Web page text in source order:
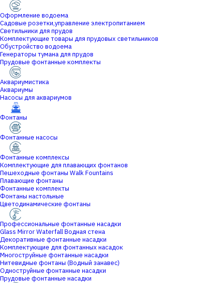
Оформление водоема
Садовые розетки,управление электропитанием
Светильники для прудов
Комплектующие товары для прудовых светильников
Обустройство водоема
Генераторы тумана для прудов
Прудовые фонтанные комплекты
Аквариумистика
Аквариумы
Насосы для аквариумов
Фонтаны
Фонтанные насосы
Фонтанные комплексы
Комплектующие для плавающих фонтанов
Пешеходные фонтаны Walk Fountains
Плавающие фонтаны
Фонтанные комплекты
Фонтаны настольные
Цветодинамические фонтаны
Профессиональные фонтанные насадки
Glass Mirror Waterfall Водная стена
Декоративные фонтанные насадки
Комплектующие для фонтанных насадок
Многоструйные фонтанные насадки
Нитевидные фонтаны (Водный занавес)
Одноструйные фонтанные насадки
Прудовые фонтанные насадки